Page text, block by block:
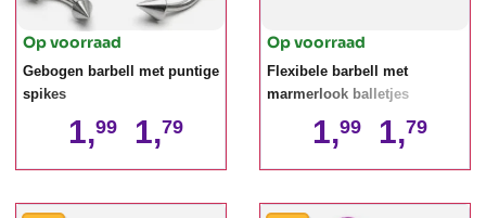
Op voorraad
Gebogen barbell met puntige
spikes
1,99 1,79
Op voorraad
Flexibele barbell met
marmerlook balletjes
1,99 1,79